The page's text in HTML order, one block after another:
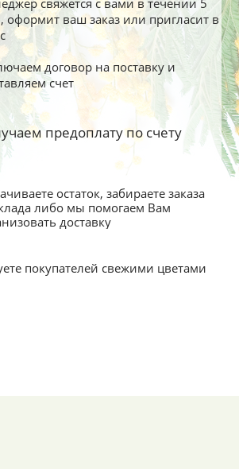
свяжется с вами в течении 5
оформит ваш заказ или пригласит в
договор на поставку и
счет
предоплату по счету
остаток, забираете заказа
либо мы помогаем Вам
доставку
покупателей свежими цветами